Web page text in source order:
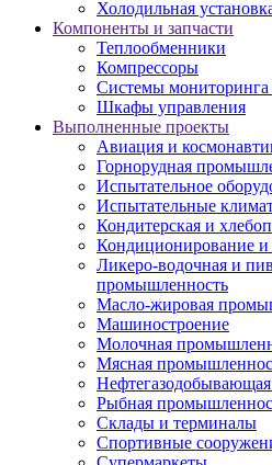
Холодильная
Компоненты и запчасти
Теплообменники
Компрессоры
Системы мониторинга
Шкафы управления
Выполненные проекты
Авиация и
Горнорудная
Испытательное
Испытательные
Кондитерская и
Кондиционирование и
Ликеро-водочная и
промышленность
Масло-жировая
Машиностроение
Молочная
Мясная
Рыбная
Склады и терминалы
Спортивные